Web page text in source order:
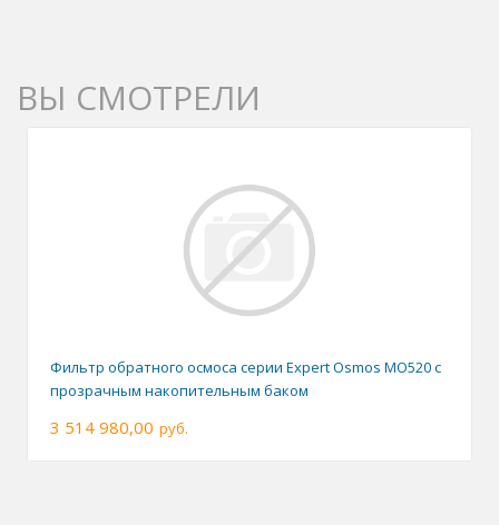
ВЫ СМОТРЕЛИ
Фильтр обратного осмоса серии Expert Osmos MO520 с
прозрачным накопительным баком
3 514 980,00 руб.